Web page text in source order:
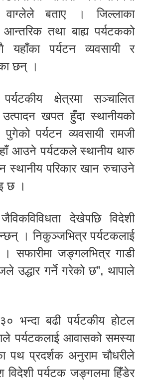
बताए । जिल्लाका
आन्तरिक तथा बाह्य पर्यटकको
पर्यटन व्यवसायी र
छन् ।
क्षेत्रमा सञ्चालित
उत्पादन खपत हुँदा स्थानीयको
पर्यटन व्यवसायी रामजी
आउने पर्यटकले स्थानीय थारु
स्थानीय परिकार खान रुचाउने
छ ।
देखेपछि विदेशी
। निकुञ्जभित्र पर्यटकलाई
सफारीमा जङ्गलभित्र गाडी
उद्धार गर्ने गरेको छ”, थापाले
भन्दा बढी पर्यटकीय होटल
पर्यटकलाई आवासको समस्या
पथ प्रदर्शक अनुराम चौधरीले
विदेशी पर्यटक जङ्गलमा हिँडेर